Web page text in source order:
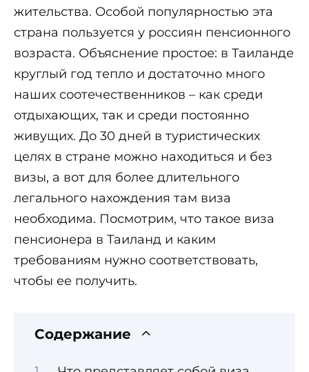
жительства. Особой популярностью эта
страна пользуется у россиян пенсионного
возраста. Объяснение простое: в Таиланде
круглый год тепло и достаточно много
наших соотечественников – как среди
отдыхающих, так и среди постоянно
живущих. До 30 дней в туристических
целях в стране можно находиться и без
визы, а вот для более длительного
легального нахождения там виза
необходима. Посмотрим, что такое виза
пенсионера в Таиланд и каким
требованиям нужно соответствовать,
чтобы ее получить.
Содержание